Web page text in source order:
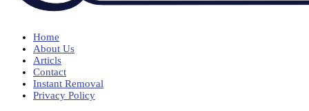
Home
About Us
Articls
Contact
Instant Removal
Privacy Policy